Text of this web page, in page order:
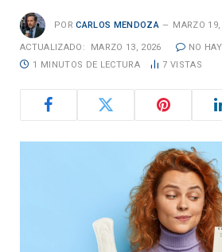
POR CARLOS MENDOZA MARZO
ACTUALIZADO: MARZO 13, 2026
NO
1 MINUTOS DE LECTURA
7 VISTAS